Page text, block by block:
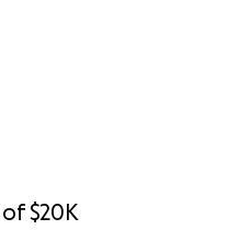
of$20K